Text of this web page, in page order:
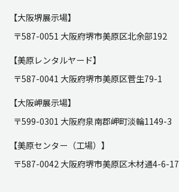
【大阪堺展示場】
〒587-0051 大阪府堺市美原区北余部192
【美原レンタルヤード】
〒587-0041 大阪府堺市美原区菅生79-1
【大阪岬展示場】
〒599-0301 大阪府泉南郡岬町淡輪1149-3
【美原センター（工場）】
〒587-0042 大阪府堺市美原区木材通4-6-17